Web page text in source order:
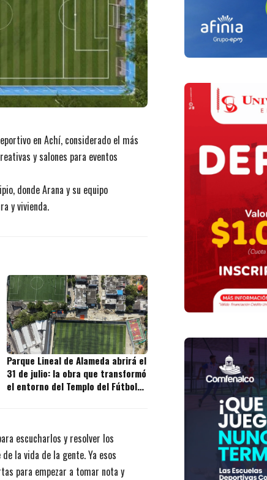
en Achí, considerado el más
y salones para eventos
donde Arana y su equipo
y vivienda.
Parque Lineal de Alameda abrirá el
31 de julio: la obra que transformó
el entorno del Templo del Fútbol
escucharlos y resolver los
la vida de la gente. Ya esos
para empezar a tomar nota y